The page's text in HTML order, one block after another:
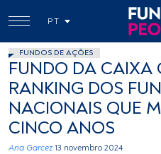
PT
FUNDOS DE AÇÕES
FUNDO DA CAIXA
RANKING DOS
NACIONAIS QUE
CINCO ANOS
Ana Garcez 13 novembro 2024